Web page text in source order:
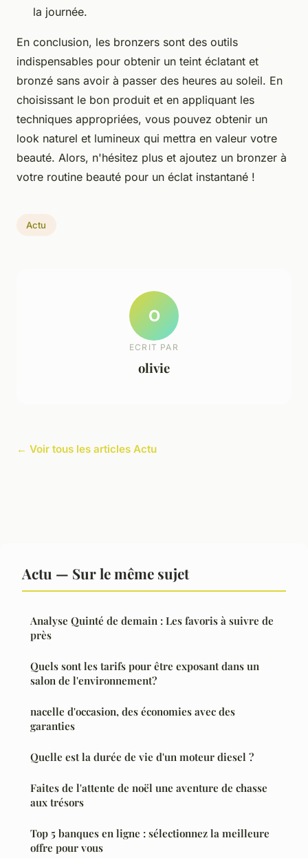
la journée.
En conclusion, les bronzers sont des outils
indispensables pour obtenir un teint éclatant et
bronzé sans avoir à passer des heures au soleil. En
choisissant le bon produit et en appliquant les
techniques appropriées, vous pouvez obtenir un
look naturel et lumineux qui mettra en valeur votre
beauté. Alors, n'hésitez plus et ajoutez un bronzer à
votre routine beauté pour un éclat instantané !
Actu
O
ECRIT PAR
olivie
← Voir tous les articles Actu
Actu — Sur le même sujet
Analyse Quinté de demain : Les favoris à suivre de
près
Quels sont les tarifs pour être exposant dans un
salon de l'environnement?
nacelle d'occasion, des économies avec des
garanties
Quelle est la durée de vie d'un moteur diesel ?
Faites de l'attente de noël une aventure de chasse
aux trésors
Top 5 banques en ligne : sélectionnez la meilleure
offre pour vous